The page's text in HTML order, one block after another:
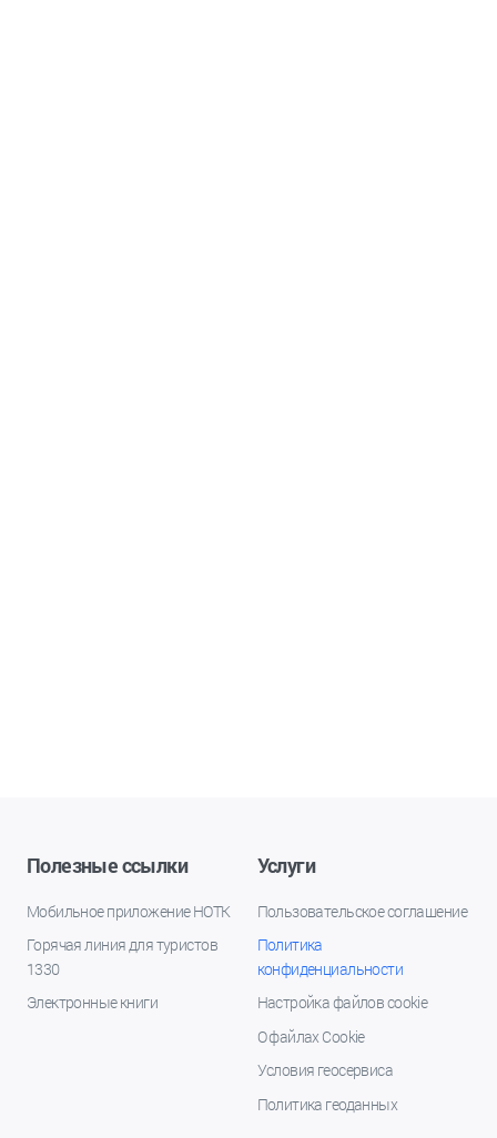
Полезные ссылки
Мобильное приложение НОТК
Горячая линия для туристов
1330
Электронные книги
Услуги
Пользовательское соглашение
Политика
конфиденциальности
Настройка файлов cookie
О файлах Cookie
Условия геосервиса
Политика геоданных